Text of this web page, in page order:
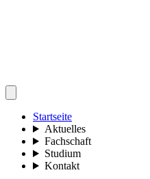
Startseite
Aktuelles
Fachschaft
Studium
Kontakt